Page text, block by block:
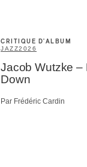
CRITIQUE D'ALBUM
JAZZ2026
Jacob Wutzke –
Down
Par Frédéric Cardin